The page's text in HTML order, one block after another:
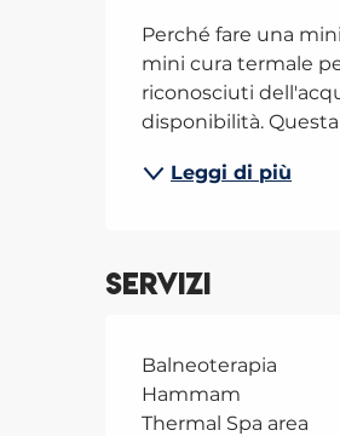
Perché fare una
mini cura termale
riconosciuti
disponibilità.
Leggi di più
Servizi
Balneoterapia
Hammam
Thermal Spa area